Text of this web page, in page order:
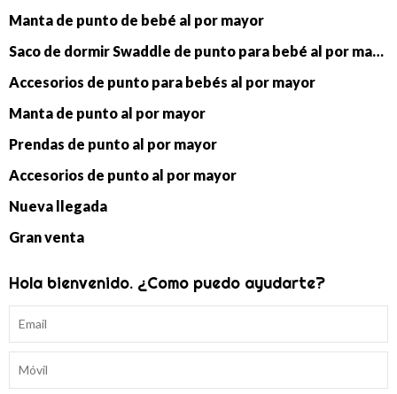
Manta de punto de bebé al por mayor
Saco de dormir Swaddle de punto para bebé al por mayor
Accesorios de punto para bebés al por mayor
Manta de punto al por mayor
Prendas de punto al por mayor
Accesorios de punto al por mayor
Nueva llegada
Gran venta
Hola bienvenido. ¿Como puedo ayudarte?